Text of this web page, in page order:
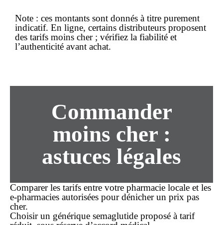
Note : ces montants sont donnés à titre purement
indicatif. En ligne, certains distributeurs proposent
des tarifs moins cher; vérifiez la fiabilité et
l’authenticité avant achat.
Commander
moins cher :
astuces légales
Comparer les tarifs entre votre pharmacie locale et les
e-pharmacies autorisées pour dénicher un prix pas
cher.
Choisir un générique semaglutide proposé à tarif